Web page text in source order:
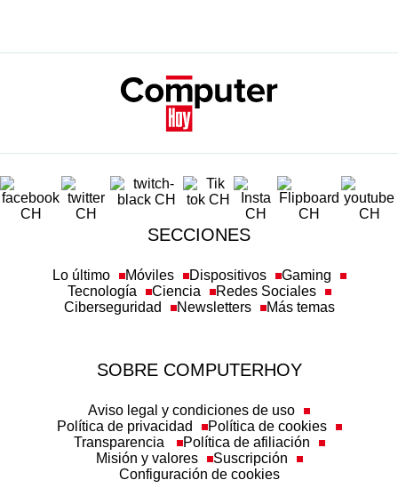
SECCIONES
Tecnología
Ciencia
Redes Sociales
Ciberseguridad
Newsletters Más temas
Política de privacidad
Política de cookies
Transparencia
Política de afiliación
Misión y valores
Suscripción
Configuración de cookies